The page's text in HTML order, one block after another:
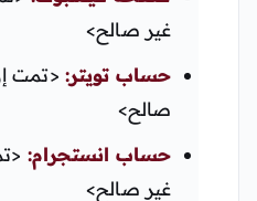
غير صالح>
حساب تويتر:
صالح>
حساب انستجرام:
غير صالح>